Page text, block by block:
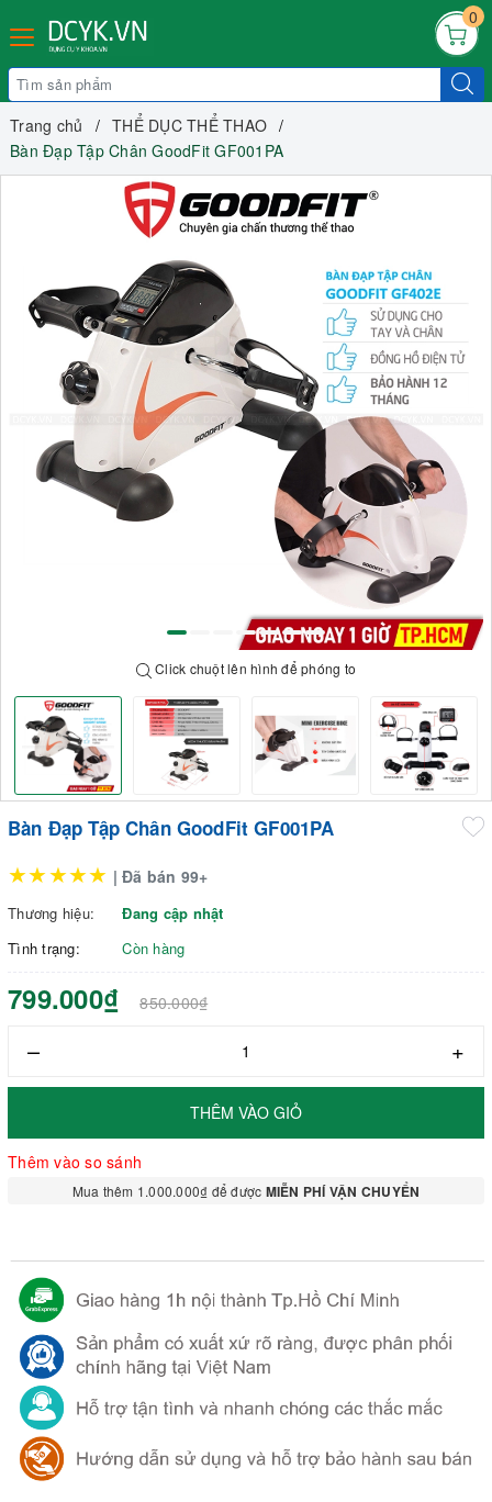
0
Trang chủ
THỂ DỤC THỂ THAO
Bàn Đạp Tập Chân GoodFit GF001PA
Click chuột lên hình để phóng to
Bàn Đạp Tập Chân GoodFit GF001PA
★★★★★ | Đã bán 99+
Thương hiệu:
Đang cập nhật
Tình trạng:
Còn hàng
799.000₫ 850.000₫
– +
THÊM VÀO GIỎ
Thêm vào so sánh
Mua thêm 1.000.000₫ để được MIỄN PHÍ VẬN CHUYỂN